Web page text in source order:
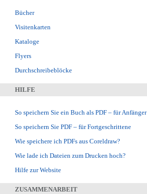
Bücher
Visitenkarten
Kataloge
Flyers
Durchschreibeblöcke
HILFE
So speichern Sie ein Buch als PDF – für Anfänger
So speichern Sie PDF – für Fortgeschrittene
Wie speichere ich PDFs aus Coreldraw?
Wie lade ich Dateien zum Drucken hoch?
Hilfe zur Website
ZUSAMMENARBEIT